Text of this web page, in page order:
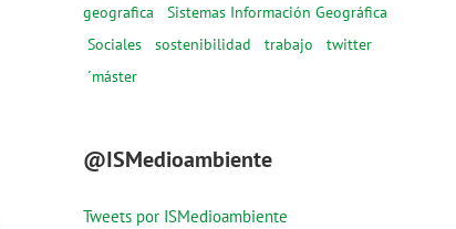
geografica
Sistemas Información Geográfica
Sociales
sostenibilidad trabajo
twitter
´máster
@ISMedioambiente
Tweets por ISMedioambiente